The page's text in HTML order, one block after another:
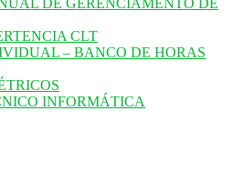
DE GERENCIAMENTO DE
CLT
– BANCO DE HORAS
INFORMÁTICA